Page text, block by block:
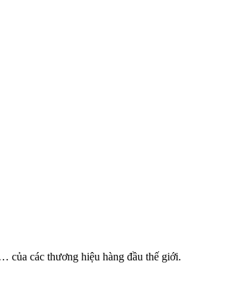
của các thương hiệu hàng đầu thế giới.